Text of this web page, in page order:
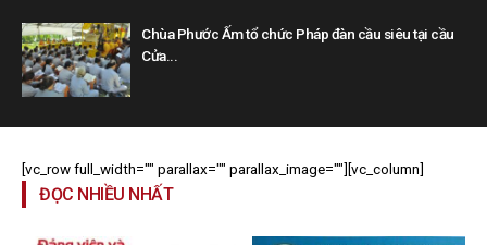
Chùa Phước Ấm tổ chức Pháp đàn cầu siêu tại cầu
Cửa...
[vc_row full_width="" parallax="" parallax_image=""][vc_column]
ĐỌC NHIỀU NHẤT